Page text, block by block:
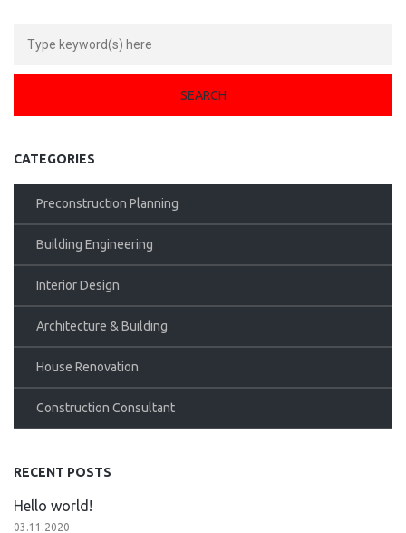
CATEGORIES
Preconstruction Planning
Building Engineering
Interior Design
Architecture & Building
House Renovation
Construction Consultant
RECENT POSTS
Hello world!
03.11.2020